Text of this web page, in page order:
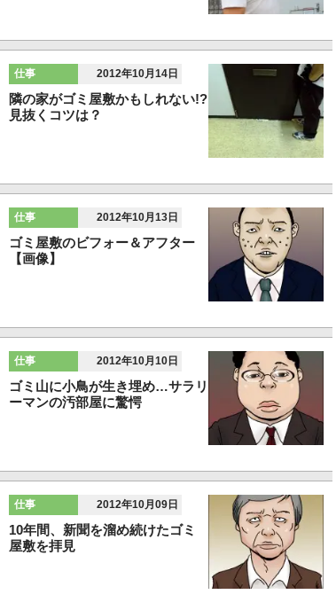
仕事 2012年10月14日
隣の家がゴミ屋敷かもしれない!?
見抜くコツは？
仕事 2012年10月13日
ゴミ屋敷のビフォー＆アフター
【画像】
仕事 2012年10月10日
ゴミ山に小鳥が生き埋め…サラリ
ーマンの汚部屋に驚愕
仕事 2012年10月09日
10年間、新聞を溜め続けたゴミ
屋敷を拝見